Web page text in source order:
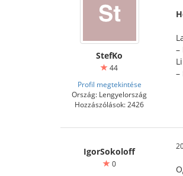
StefKo
44
Profil megtekintése
Ország: Lengyelország
Hozzászólások: 2426
–
–
IgorSokoloff
0